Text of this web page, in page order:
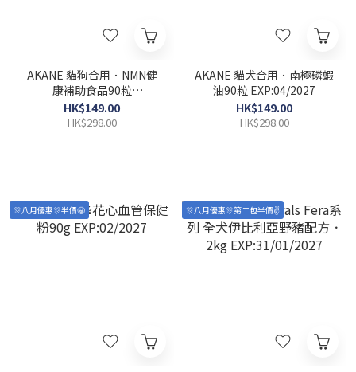
AKANE 貓狗合用．NMN健
康補助食品90粒
EXP:04/2027
HK$149.00
HK$298.00
AKANE 貓犬合用．南極磷蝦
油90粒 EXP:04/2027
HK$149.00
HK$298.00
🎊八月優惠🎊半價🤩 🎊八月優惠🎊第二包半價✌️